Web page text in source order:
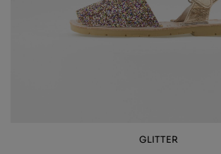
GLITTER